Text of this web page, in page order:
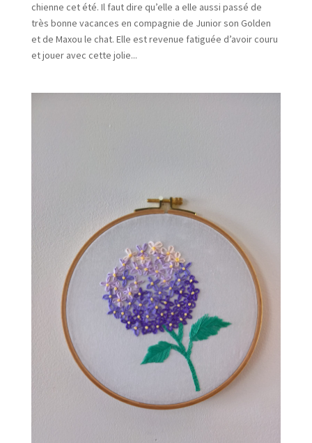
chienne cet été. Il faut dire qu’elle a elle aussi passé de
très bonne vacances en compagnie de Junior son Golden
et de Maxou le chat. Elle est revenue fatiguée d’avoir couru
et jouer avec cette jolie...